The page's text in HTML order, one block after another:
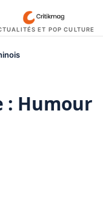
ET POP CULTURE
: Humour